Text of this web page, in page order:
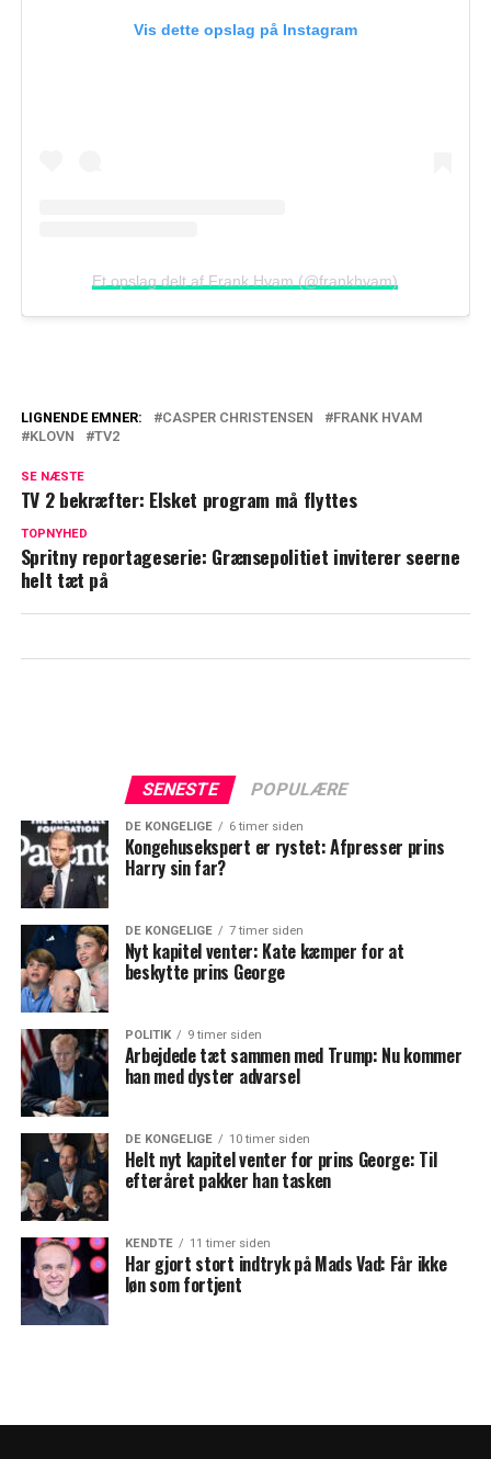
Vis dette opslag på Instagram
Et opslag delt af Frank Hvam (@frankhvam)
TV 2 med tidlig julegave: 'Klovn' vender
Sæt kryds: Denne dag vender Klovn
LIGNENDE EMNER: CASPER CHRISTENSEN
FRANK HVAM
KLOVN
TV2
SE NÆSTE
TV 2 bekræfter: Elsket program må flyttes
TOPNYHED
Spritny reportageserie: Grænsepolitiet inviterer seerne
helt tæt på
SENESTE POPULÆRE
DE KONGELIGE 6 timer siden
Kongehusekspert er rystet: Afpresser prins
Harry sin far?
DE KONGELIGE 7 timer siden
Nyt kapitel venter: Kate kæmper for at
beskytte prins George
POLITIK 9 timer siden
Arbejdede tæt sammen med Trump: Nu kommer
han med dyster advarsel
DE KONGELIGE 10 timer siden
Helt nyt kapitel venter for prins George: Til
efteråret pakker han tasken
KENDTE 11 timer siden
Har gjort stort indtryk på Mads Vad: Får ikke
løn som fortjent